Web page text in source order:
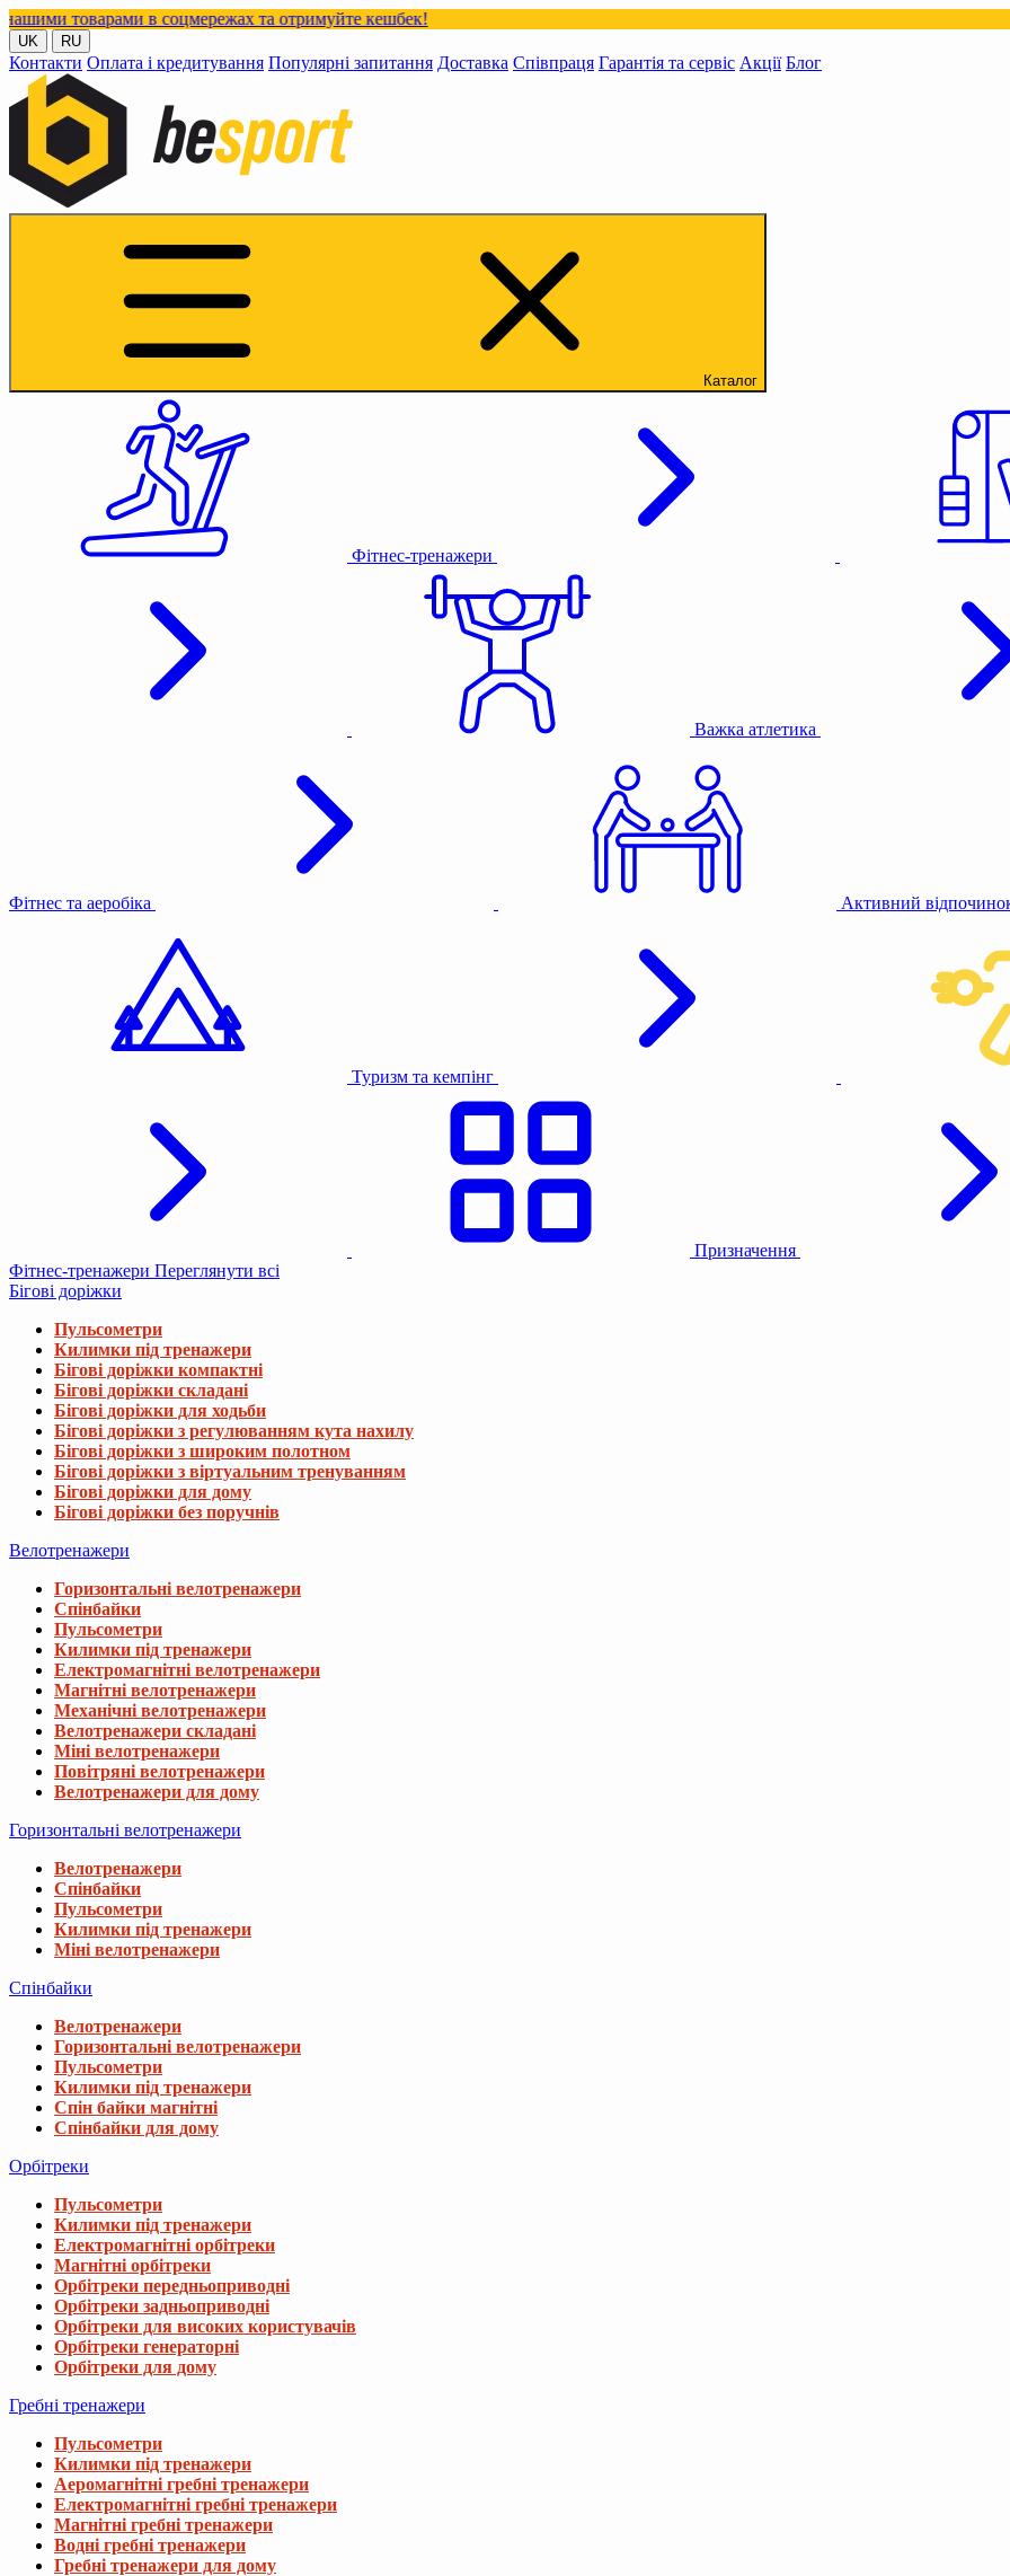
в соцмережах та отримуйте кешбек!
UK RU
Контакти Оплата і кредитування Популярні запитання Доставка Співпраця Гарантія та сервіс Акції Блог
Каталог
Фітнес-тренажери
Важка атлетика
Фітнес та аеробіка Активний
Туризм та кемпінг
Призначення
Фітнес-тренажери Переглянути всі
Бігові доріжки
Пульсометри
Килимки під тренажери
Бігові доріжки компактні
Бігові доріжки складані
Бігові доріжки для ходьби
Бігові доріжки з регулюванням кута нахилу
Бігові доріжки з широким полотном
Бігові доріжки з віртуальним тренуванням
Бігові доріжки для дому
Бігові доріжки без поручнів
Велотренажери
Горизонтальні велотренажери
Спінбайки
Пульсометри
Килимки під тренажери
Електромагнітні велотренажери
Магнітні велотренажери
Механічні велотренажери
Велотренажери складані
Міні велотренажери
Повітряні велотренажери
Велотренажери для дому
Горизонтальні велотренажери
Велотренажери
Спінбайки
Пульсометри
Килимки під тренажери
Міні велотренажери
Спінбайки
Велотренажери
Горизонтальні велотренажери
Пульсометри
Килимки під тренажери
Спін байки магнітні
Спінбайки для дому
Орбітреки
Пульсометри
Килимки під тренажери
Електромагнітні орбітреки
Магнітні орбітреки
Орбітреки передньоприводні
Орбітреки задньоприводні
Орбітреки для високих користувачів
Орбітреки генераторні
Орбітреки для дому
Гребні тренажери
Пульсометри
Килимки під тренажери
Аеромагнітні гребні тренажери
Електромагнітні гребні тренажери
Магнітні гребні тренажери
Водні гребні тренажери
Гребні тренажери для дому